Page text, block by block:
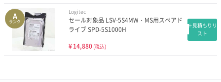
A
ランク
Logitec
セール対象品 LSV-5S4MW・MS用スペアド
ライブ SPD-5S1000H
¥14,880 (税込)
＋見積もりリ
スト